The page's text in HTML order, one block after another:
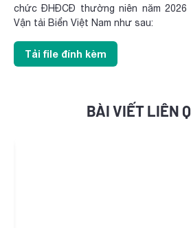
chức ĐHĐCĐ thường niên năm
Vận tải Biển Việt Nam như sau:
Tải file đính kèm
BÀI VIẾT LIÊN